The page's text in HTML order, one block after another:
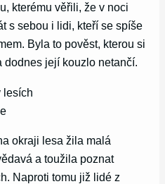
kterému věřili, že v noci
s sebou i lidi, kteří se spíše
Byla to pověst, kterou si
dodnes její kouzlo netančí.
lesích
okraji lesa žila malá
a toužila poznat
Naproti tomu již lidé z